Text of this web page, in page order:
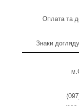
Оплата та
Знаки